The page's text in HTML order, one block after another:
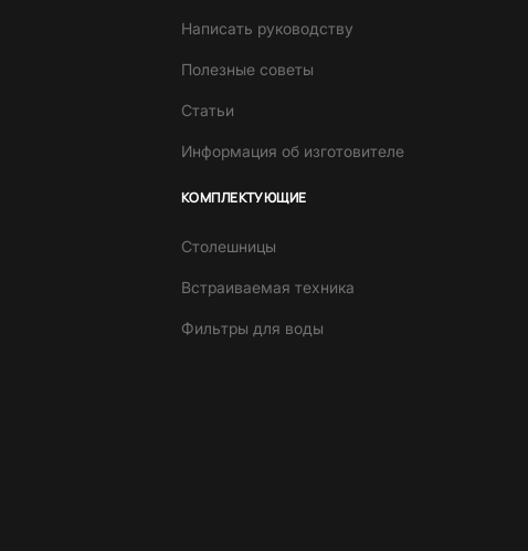
Написать руководству
Полезные советы
Статьи
Информация об изготовителе
КОМПЛЕКТУЮЩИЕ
Столешницы
Встраиваемая техника
Фильтры для воды